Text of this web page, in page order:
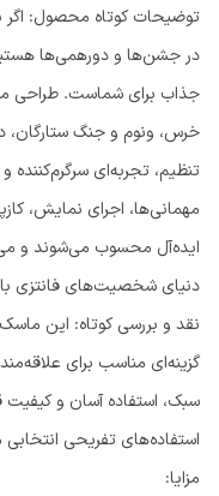
توضیحات کوتاه محصول: اگر
در جشن‌ها و دورهمی‌ها
جذاب برای شماست. طراحی
خرس، ونوم و جنگ ستارگان،
تنظیم، تجربه‌ای
مهمانی‌ها، اجرای نمایش،
ایده‌آل محسوب می‌شوند و
دنیای شخصیت‌های فانتزی
نقد و بررسی کوتاه: این
گزینه‌ای مناسب برای
سبک، استفاده آسان و
استفاده‌های تفریحی
مزایا: